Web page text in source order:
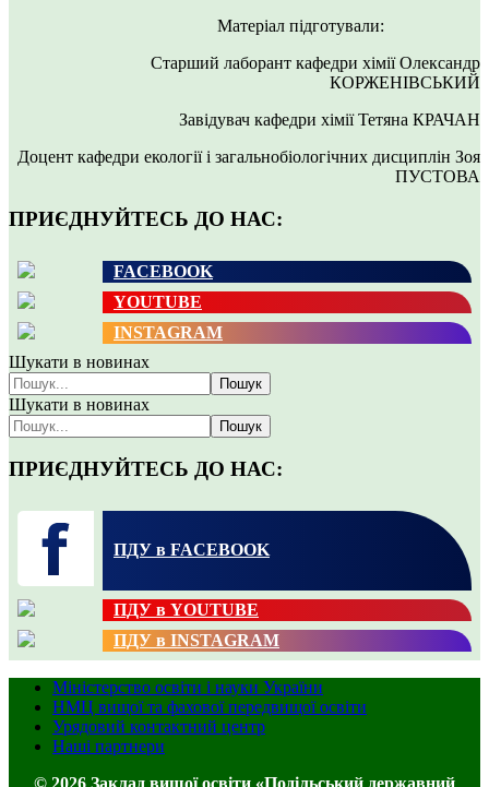
Матеріал підготували:
Старший лаборант кафедри хімії Олександр
КОРЖЕНІВСЬКИЙ
Завідувач кафедри хімії Тетяна КРАЧАН
Доцент кафедри екології і загальнобіологічних дисциплін Зоя
ПУСТОВА
ПРИЄДНУЙТЕСЬ ДО НАС:
FACEBOOK
YOUTUBE
INSTAGRAM
Шукати в новинах
Пошук
Шукати в новинах
Пошук
ПРИЄДНУЙТЕСЬ ДО НАС:
ПДУ в FACEBOOK
ПДУ в YOUTUBE
ПДУ в INSTAGRAM
Міністерство освіти і науки України
НМЦ вищої та фахової передвищої освіти
Урядовий контактний центр
Наші партнери
© 2026 Заклад вищої освіти «Подільський державний